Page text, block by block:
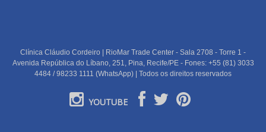
Clínica Cláudio Cordeiro | RioMar Trade Center - Sala 2708 - Torre 1 -
Avenida República do Líbano, 251, Pina, Recife/PE - Fones: +55 (81) 3033
4484 / 98233 1111 (WhatsApp) | Todos os direitos reservados
YOUTUBE